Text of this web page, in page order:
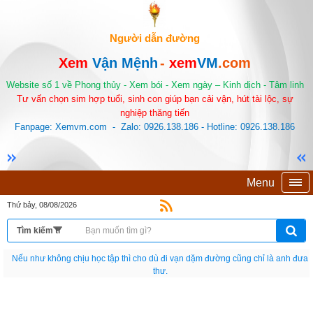
Người dẫn đường
Xem Vận Mệnh- xemVM.com
Website số 1 về Phong thủy - Xem bói - Xem ngày – Kinh dịch - Tâm linh
Tư vấn chọn sim hợp tuổi, sinh con giúp bạn cải vận, hút tài lộc, sự
nghiệp thăng tiến
Fanpage: Xemvm.com - Zalo: 0926.138.186 - Hotline: 0926.138.186
Menu
Thứ bảy, 08/08/2026
Nếu như không chịu học tập thì cho dù đi vạn dặm đường cũng chỉ là anh đưa
thư.